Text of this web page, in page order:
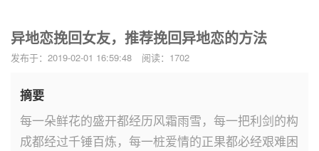
异地恋挽回女友，推荐挽回异地恋的方法
发布于：2019-02-01 16:59:48 阅读：1702
摘要
每一朵鲜花的盛开都经历风霜雨雪，每一把利剑的构
成都经过千锤百炼，每一桩爱情的正果都必经艰难困